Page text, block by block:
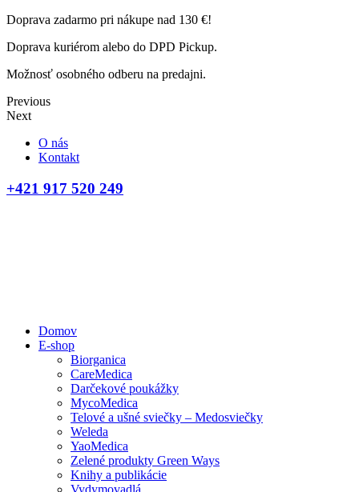
Doprava zadarmo pri nákupe nad 130 €!
Doprava kuriérom alebo do DPD Pickup.
Možnosť osobného odberu na predajni.
Previous
Next
O nás
Kontakt
+421 917 520 249
Domov
E-shop
Biorganica
CareMedica
Darčekové poukážky
MycoMedica
Telové a ušné sviečky – Medosviečky
Weleda
YaoMedica
Zelené produkty Green Ways
Knihy a publikácie